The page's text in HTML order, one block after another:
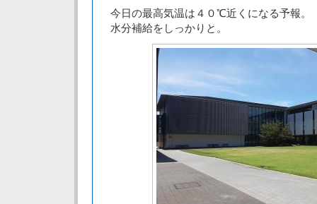
今日の最高気温は４０℃近くになる予報。
水分補給をしっかりと。